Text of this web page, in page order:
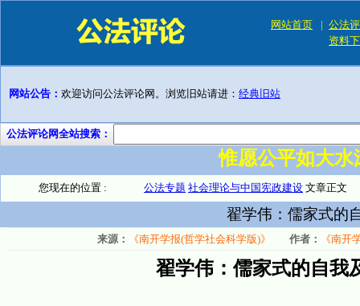
网站首页 | 公法
资料
网站公告： 欢迎访问公法评论网。浏览旧站请进： 经典旧站
公法评论网全站搜索：
惟愿公平如大
您现在的位置 : 公法专题 社会理论与中国宪政建设 文章正文
翟学伟：儒家式的
来源： 《南开学报(哲学社会科学版)》 作者： 《南开
翟学伟：儒家式的自我